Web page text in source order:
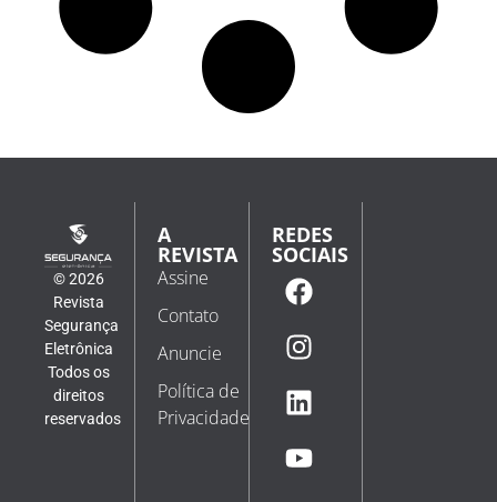
© 2026
Revista
Segurança
Eletrônica
Todos os
direitos
reservados
A
REVISTA
Assine
Contato
Anuncie
Política de
Privacidade
REDES
SOCIAIS